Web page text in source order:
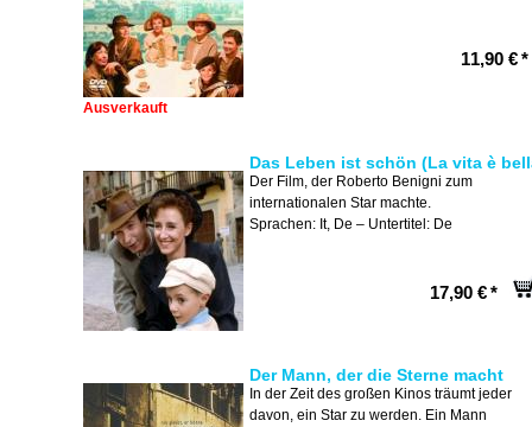
11,90 €*
Ausverkauft
Das Leben ist schön (La vita è
Der Film, der Roberto Benigni zum
internationalen Star machte.
Sprachen: It, De – Untertitel: De
17,90 €*
Der Mann, der die Sterne macht
In der Zeit des großen Kinos träumt jeder
davon, ein Star zu werden. Ein Mann